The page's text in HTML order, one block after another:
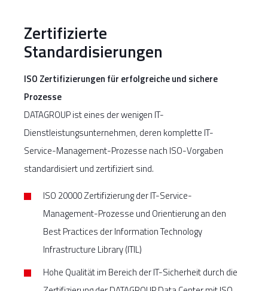
Zertifizierte
Standardisierungen
ISO Zertifizierungen für erfolgreiche und sichere
Prozesse
DATAGROUP ist eines der wenigen IT-
Dienstleistungsunternehmen, deren komplette IT-
Service-Management-Prozesse nach ISO-Vorgaben
standardisiert und zertifiziert sind.
ISO 20000 Zertifizierung der IT-Service-
Management-Prozesse und Orientierung an den
Best Practices der Information Technology
Infrastructure Library (ITIL)
Hohe Qualität im Bereich der IT-Sicherheit durch die